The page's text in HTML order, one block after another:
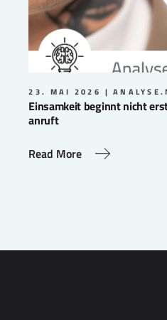
23. MAI 2026
Einsamkeit beginnt nicht
anruft
Read More